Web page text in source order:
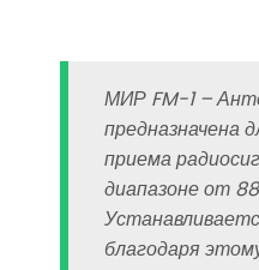
МИР FM-1 –
предназначена
приема
диапазоне от
благодаря